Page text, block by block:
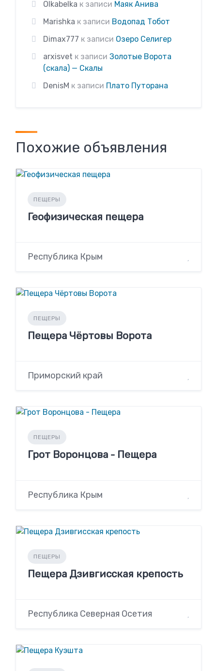
Olkabelka к записи Маяк Анива
Marishka к записи Водопад Тобот
Dimax777 к записи Озеро Селигер
arxisvet к записи Золотые Ворота
(скала) — Скалы
DenisM к записи Плато Путорана
Похожие объявления
ПЕЩЕРЫ
Геофизическая пещера
Республика Крым
ПЕЩЕРЫ
Пещера Чёртовы Ворота
Приморский край
ПЕЩЕРЫ
Грот Воронцова - Пещера
Республика Крым
ПЕЩЕРЫ
Пещера Дзивгисская крепость
Республика Северная Осетия